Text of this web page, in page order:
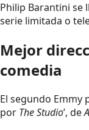
Philip Barantini se
serie limitada o
Mejor
comedia
El segundo Emmy
por The Studio’, de